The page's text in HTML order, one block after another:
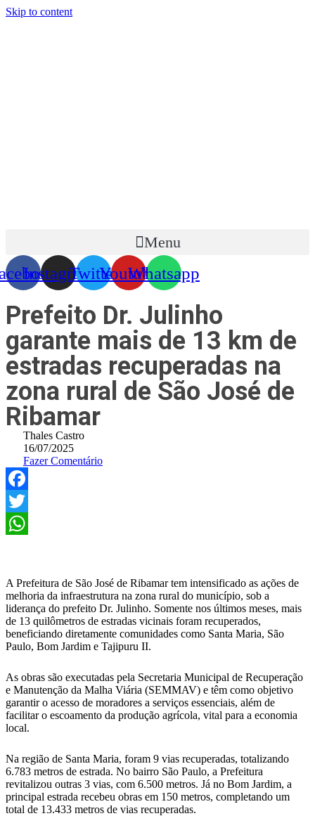
Skip to content
Menu
InstagramTwitterYoutubeWhatsapp
Prefeito Dr. Julinho
garante mais de 13 km de
estradas recuperadas na
zona rural de São José de
Ribamar
Thales Castro
16/07/2025
Fazer Comentário
Facebook
Twitter
A Prefeitura de São José de Ribamar tem intensificado as ações de
melhoria da infraestrutura na zona rural do município, sob a
liderança do prefeito Dr. Julinho. Somente nos últimos meses, mais
de 13 quilômetros de estradas vicinais foram recuperados,
beneficiando diretamente comunidades como Santa Maria, São
Paulo, Bom Jardim e Tajipuru II.
As obras são executadas pela Secretaria Municipal de Recuperação
e Manutenção da Malha Viária (SEMMAV) e têm como objetivo
garantir o acesso de moradores a serviços essenciais, além de
facilitar o escoamento da produção agrícola, vital para a economia
local.
Na região de Santa Maria, foram 9 vias recuperadas, totalizando
6.783 metros de estrada. No bairro São Paulo, a Prefeitura
revitalizou outras 3 vias, com 6.500 metros. Já no Bom Jardim, a
principal estrada recebeu obras em 150 metros, completando um
total de 13.433 metros de vias recuperadas.